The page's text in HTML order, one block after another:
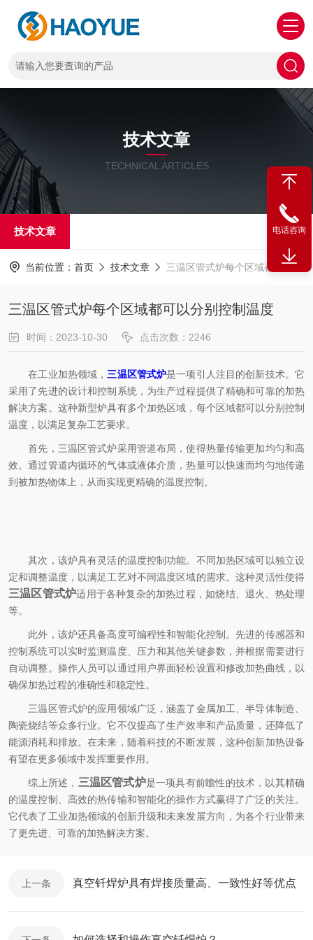
技术文章
TECHNICAL ARTICLES
技术文章
当前位置： 首页 技术文章 三温区管式炉每个区域都可以分别控制温度
三温区管式炉每个区域都可以分别控制温度
时间：2023-10-30 点击次数：2246
在工业加热领域， 三温区管式炉是一项引人注目的创新技术。它
采用了先进的设计和控制系统，为生产过程提供了精确和可靠的加热
解决方案。这种新型炉具有多个加热区域，每个区域都可以分别控制
温度，以满足复杂工艺要求。
首先，三温区管式炉采用管道布局，使得热量传输更加均匀和高
效。通过管道内循环的气体或液体介质，热量可以快速而均匀地传递
到被加热物体上，从而实现更精确的温度控制。
其次，该炉具有灵活的温度控制功能。不同加热区域可以独立设
定和调整温度，以满足工艺对不同温度区域的需求。这种灵活性使得
三温区管式炉适用于各种复杂的加热过程，如烧结、退火、热处理
等。
此外，该炉还具备高度可编程性和智能化控制。先进的传感器和
控制系统可以实时监测温度、压力和其他关键参数，并根据需要进行
自动调整。操作人员可以通过用户界面轻松设置和修改加热曲线，以
确保加热过程的准确性和稳定性。
三温区管式炉的应用领域广泛，涵盖了金属加工、半导体制造、
陶瓷烧结等众多行业。它不仅提高了生产效率和产品质量，还降低了
能源消耗和排放。在未来，随着科技的不断发展，这种创新加热设备
有望在更多领域中发挥重要作用。
综上所述， 三温区管式炉是一项具有前瞻性的技术，以其精确
的温度控制、高效的热传输和智能化的操作方式赢得了广泛的关注。
它代表了工业加热领域的创新升级和未来发展方向，为各个行业带来
了更先进、可靠的加热解决方案。
上一条 真空钎焊炉具有焊接质量高、一致性好等优点
电话咨询